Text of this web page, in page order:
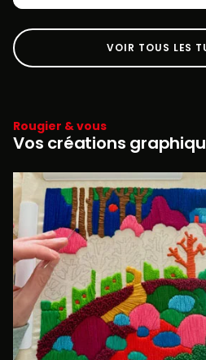
VOIR TOUS LES
Rougier & vous
Vos créations